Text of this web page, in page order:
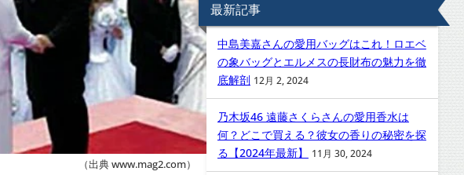
（出典 www.mag2.com）
最新記事
中島美嘉さんの愛用バッグはこれ！ロエベ
の象バッグとエルメスの長財布の魅力を徹
底解剖 12月 2, 2024
乃木坂46 遠藤さくらさんの愛用香水は
何？どこで買える？彼女の香りの秘密を探
る【2024年最新】
11月 30, 2024